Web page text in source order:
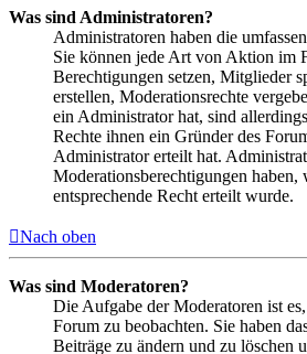
Was sind Administratoren?
Administratoren haben die
Sie können jede Art von Aktion im
Berechtigungen setzen, Mitglieder
erstellen, Moderationsrechte
ein Administrator hat, sind
Rechte ihnen ein Gründer des
Administrator erteilt hat.
Moderationsberechtigungen haben,
entsprechende Recht erteilt wurde.
Nach oben
Was sind Moderatoren?
Die Aufgabe der Moderatoren ist
Forum zu beobachten. Sie haben
Beiträge zu ändern und zu löschen